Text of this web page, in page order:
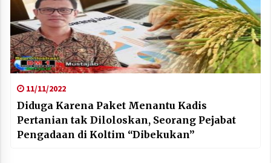
11/11/2022
Diduga Karena Paket Menantu Kadis
Pertanian tak Diloloskan, Seorang Pejabat
Pengadaan di Koltim “Dibekukan”